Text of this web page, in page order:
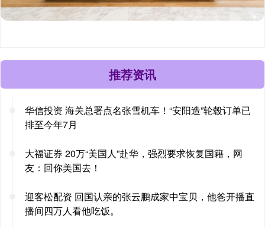
推荐资讯
华信投资 海关总署点名张雪机车！“安阳造”轮毂订单已
排至今年7月
大福证券 20万“美国人”赴华，强烈要求恢复国籍，网
友：回你美国去！
迎客松配资 回国认亲的张云鹏成家中宝贝，他爸开播直
播间四万人看他吃饭。